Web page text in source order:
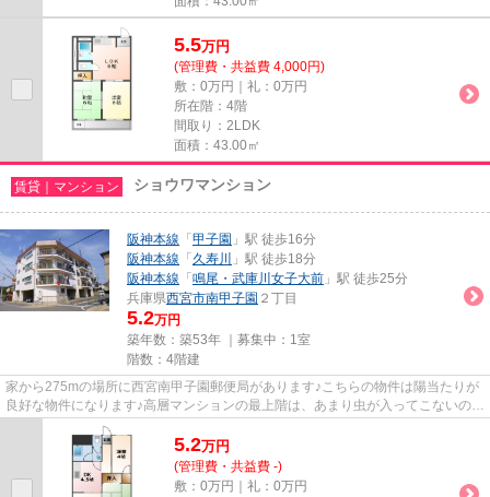
5.5万円
(管理費・共益費 4,000円)
敷：0万円｜礼：0万円
所在階：4階
間取り：2LDK
面積：43.00㎡
賃貸｜マンション ショウワマンション
阪神本線 「 甲子園 」駅 徒歩16分
阪神本線 「 久寿川
」駅 徒歩18分
阪神本線 「 鳴尾・武庫川女子大前 」駅 徒歩25分
兵庫県西宮市南甲子園 ２丁目
5.2万円
築年数：築53年 ｜募集中： 1室
階数：4階建
家から275mの場所に西宮南甲子園郵便局があります♪こちらの物件は陽当たりが
良好な物件になります♪高層マンションの最上階は、あまり虫が入ってこないので
虫が苦手な女性も安心♪自宅か...
5.2万円
(管理費・共益費 -)
敷：0万円｜礼：0万円